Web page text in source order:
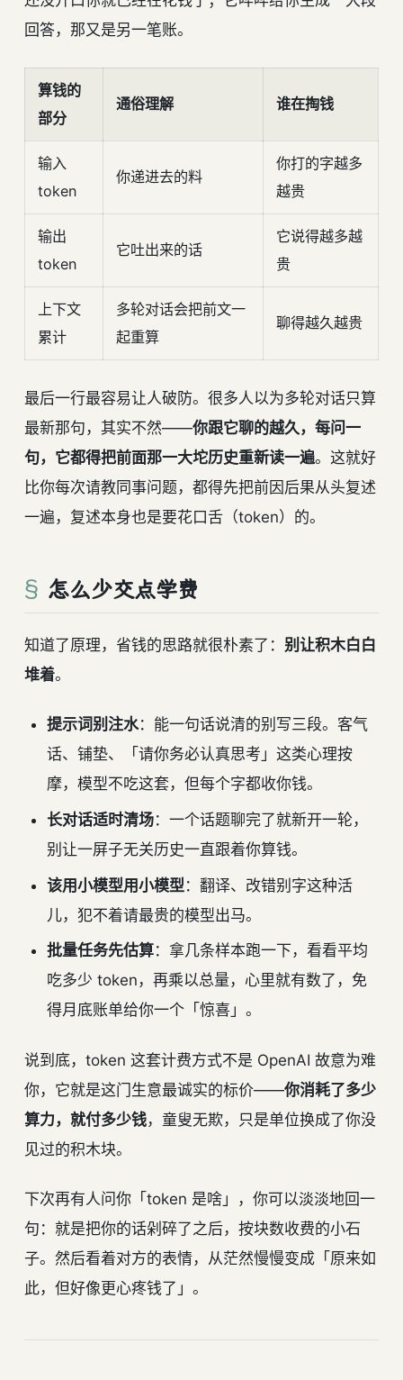
回答，那又是另一笔账。
算钱的
部分
通俗理解 谁在掏钱
输入
token
你递进去的料
你打的字越多
越贵
输出
token
它吐出来的话
它说得越多越
贵
上下文
累计
多轮对话会把前文一
起重算
聊得越久越贵
最后一行最容易让人破防。很多人以为多轮对话只算
最新那句，其实不然——你跟它聊的越久，每问一
句，它都得把前面那一大坨历史重新读一遍。这就好
比你每次请教同事问题，都得先把前因后果从头复述
一遍，复述本身也是要花口舌（token）的。
怎么少交点学费
知道了原理，省钱的思路就很朴素了： 别让积木白白
堆着。
提示词别注水：能一句话说清的别写三段。客气
话、铺垫、「请你务必认真思考」这类心理按
摩，模型不吃这套，但每个字都收你钱。
长对话适时清场：一个话题聊完了就新开一轮，
别让一屏子无关历史一直跟着你算钱。
该用小模型用小模型 ：翻译、改错别字这种活
儿，犯不着请最贵的模型出马。
批量任务先估算：拿几条样本跑一下，看看平均
吃多少 token，再乘以总量，心里就有数了，免
得月底账单给你一个「惊喜」。
说到底，token 这套计费方式不是 OpenAI 故意为难
你，它就是这门生意最诚实的标价——你消耗了多少
算力，就付多少钱，童叟无欺，只是单位换成了你没
见过的积木块。
下次再有人问你「token 是啥」，你可以淡淡地回一
句：就是把你的话剁碎了之后，按块数收费的小石
子。然后看着对方的表情，从茫然慢慢变成「原来如
此，但好像更心疼钱了」。